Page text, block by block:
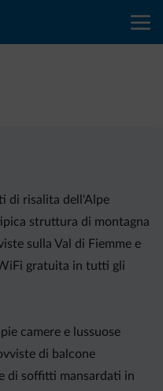
di risalita dell'Alpe
struttura di montagna
sulla Val di Fiemme e
gratuita in tutti gli
camere e lussuose
di balcone
di soffitti mansardati in